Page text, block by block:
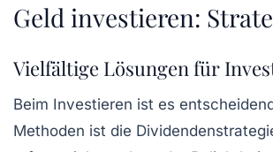
Geld investieren:
Vielfältige Lösungen für
Beim Investieren ist es
Methoden ist die